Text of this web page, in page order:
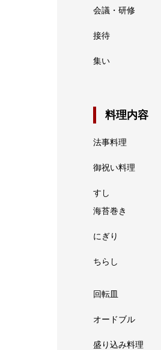
会議・研修
接待
集い
料理内容
法事料理
御祝い料理
すし
海苔巻き
にぎり
ちらし
回転皿
オードブル
盛り込み料理